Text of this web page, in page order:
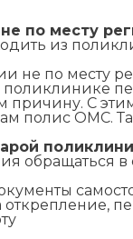
по месту
из
не по месту
поликлинике
причину. С
полис ОМС.
обращаться